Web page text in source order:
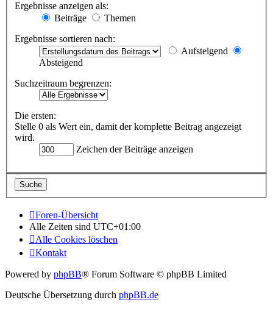
Ergebnisse anzeigen als:
Beiträge
Themen
Ergebnisse sortieren nach:
Aufsteigend
Absteigend
Suchzeitraum begrenzen:
Die ersten:
Stelle 0 als Wert ein, damit der komplette Beitrag angezeigt
wird.
Zeichen der Beiträge anzeigen
Foren-Übersicht
Alle Zeiten sind UTC+01:00
Alle Cookies löschen
Kontakt
Powered by phpBB® Forum Software © phpBB Limited
Deutsche Übersetzung durch phpBB.de